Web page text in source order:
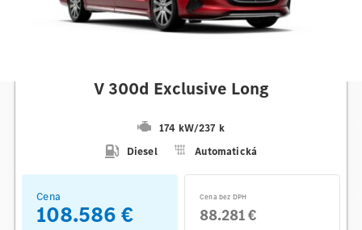
V 300d Exclusive Long
174 kW/237 k
Diesel
Automatická
Cena
108.586 €
Cena bez DPH
88.281 €